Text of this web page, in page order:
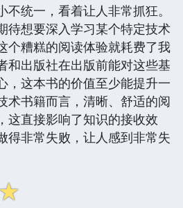
统一，看着让人非常抓狂。
待想要深入学习某个特定技术
个糟糕的阅读体验就耗费了我
和出版社在出版前能对这些基
，这本书的价值至少能提升一
术书籍而言，清晰、舒适的阅
这直接影响了知识的接收效
得非常失败，让人感到非常失
☆